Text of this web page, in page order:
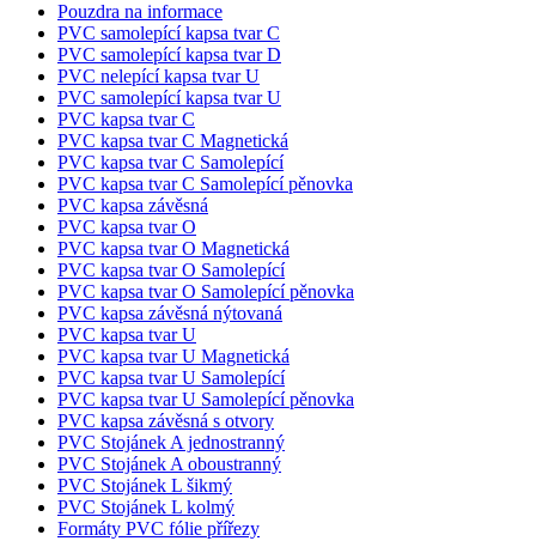
Pouzdra na informace
PVC samolepící kapsa tvar C
PVC samolepící kapsa tvar D
PVC nelepící kapsa tvar U
PVC samolepící kapsa tvar U
PVC kapsa tvar C
PVC kapsa tvar C Magnetická
PVC kapsa tvar C Samolepící
PVC kapsa tvar C Samolepící pěnovka
PVC kapsa závěsná
PVC kapsa tvar O
PVC kapsa tvar O Magnetická
PVC kapsa tvar O Samolepící
PVC kapsa tvar O Samolepící pěnovka
PVC kapsa závěsná nýtovaná
PVC kapsa tvar U
PVC kapsa tvar U Magnetická
PVC kapsa tvar U Samolepící
PVC kapsa tvar U Samolepící pěnovka
PVC kapsa závěsná s otvory
PVC Stojánek A jednostranný
PVC Stojánek A oboustranný
PVC Stojánek L šikmý
PVC Stojánek L kolmý
Formáty PVC fólie přířezy